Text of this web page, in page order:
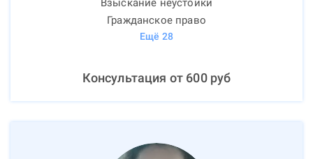
Взыскание неустойки
Гражданское право
Ещё 28
Консультация от 600руб